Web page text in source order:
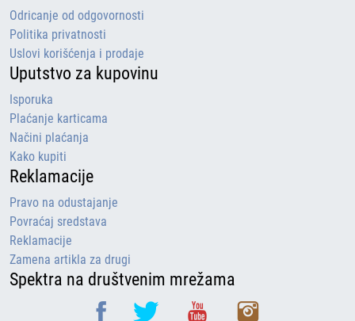
Odricanje od odgovornosti
Politika privatnosti
Uslovi korišćenja i prodaje
Uputstvo za kupovinu
Isporuka
Plaćanje karticama
Načini plaćanja
Kako kupiti
Reklamacije
Pravo na odustajanje
Povraćaj sredstava
Reklamacije
Zamena artikla za drugi
Spektra na društvenim mrežama